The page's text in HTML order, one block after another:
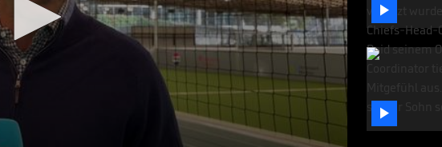
25.09.25

